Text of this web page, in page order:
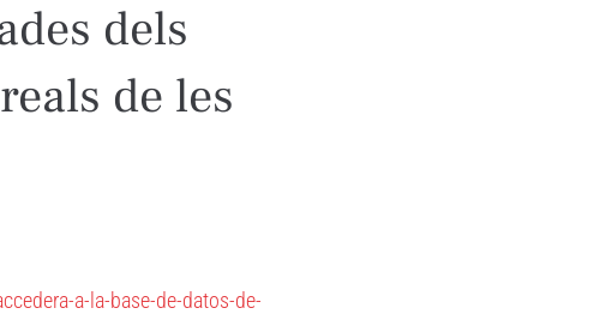
dels
de les
a-la-base-de-datos-de-